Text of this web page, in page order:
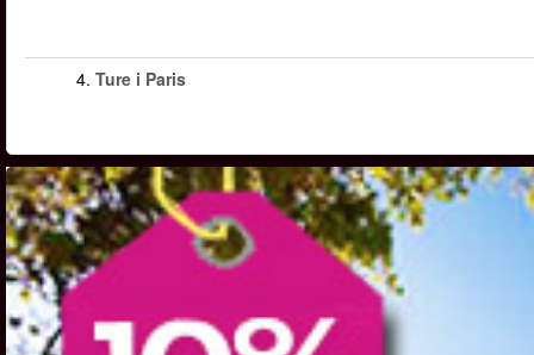
4. Ture i Paris